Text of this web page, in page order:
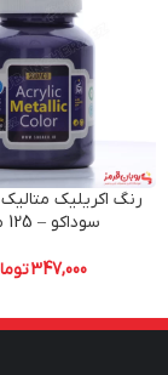
رنگ اکریلیک
سوداکو – 125 میل
347,000